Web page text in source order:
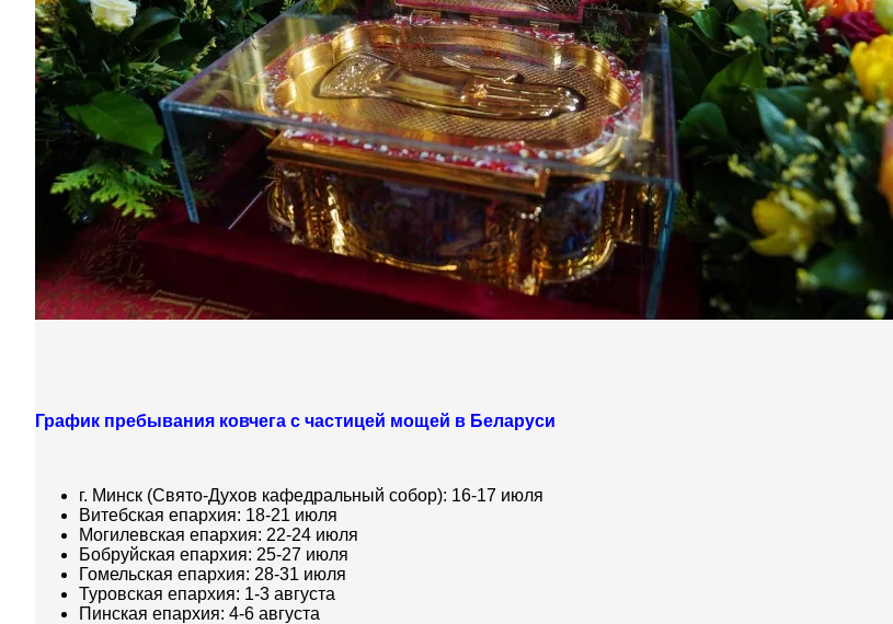
График пребывания ковчега с частицей мощей в Беларуси
г. Минск (Свято-Духов кафедральный собор): 16-17 июля
Витебская епархия: 18-21 июля
Могилевская епархия: 22-24 июля
Бобруйская епархия: 25-27 июля
Гомельская епархия: 28-31 июля
Туровская епархия: 1-3 августа
Пинская епархия: 4-6 августа